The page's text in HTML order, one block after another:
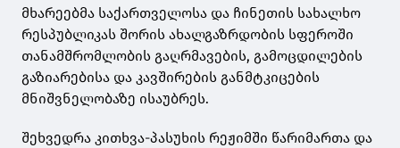
მხარეებმა საქართველოსა და ჩინეთის სახალხო
რესპუბლიკას შორის ახალგაზრდობის სფეროში
თანამშრომლობის გაღრმავების, გამოცდილების
გაზიარებისა და კავშირების განმტკიცების
მნიშვნელობაზე ისაუბრეს.
შეხვედრა კითხვა-პასუხის რეჟიმში წარიმართა და